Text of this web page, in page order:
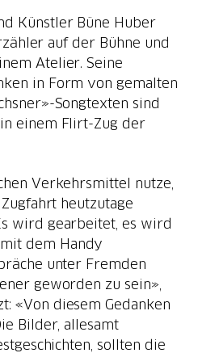
Künstler Büne Huber
auf der Bühne und
Atelier. Seine
in Form von gemalten
Songtexten sind
einem Flirt-Zug der
Verkehrsmittel nutze,
heutzutage
wird gearbeitet, es wird
dem Handy
unter Fremden
geworden zu sein»,
«Von diesem Gedanken
Bilder, allesamt
sollten die